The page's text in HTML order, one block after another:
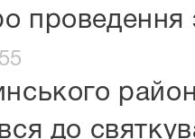
проведення
до